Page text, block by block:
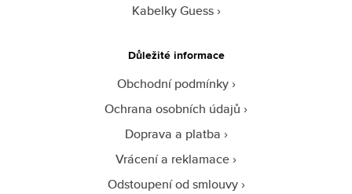
Kabelky Guess
Důležité informace
Obchodní podmínky
Ochrana osobních údajů
Doprava a platba
Vrácení a reklamace
Odstoupení od smlouvy